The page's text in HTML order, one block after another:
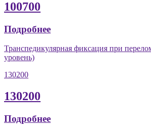
100700
Подробнее
Транспедикулярная фиксация при
уровень)
130200
130200
Подробнее